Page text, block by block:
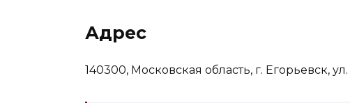
Адрес
140300, Московская область, г. Егорьевск, ул.